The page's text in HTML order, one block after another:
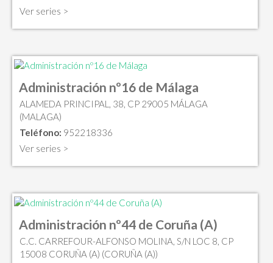
Ver series >
Administración nº16 de Málaga
ALAMEDA PRINCIPAL, 38, CP 29005 MÁLAGA
(MALAGA)
Teléfono: 952218336
Ver series >
Administración nº44 de Coruña (A)
C.C. CARREFOUR-ALFONSO MOLINA, S/N LOC 8, CP
15008 CORUÑA (A) (CORUÑA (A))